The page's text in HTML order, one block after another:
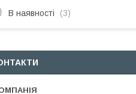
В наявності 3